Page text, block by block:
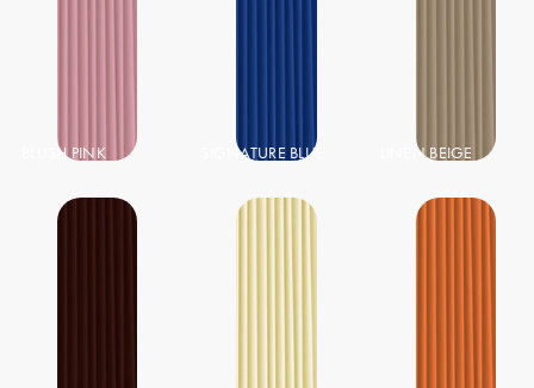
BLUSH PINK SIGNATURE BLUE LINEN BEIGE